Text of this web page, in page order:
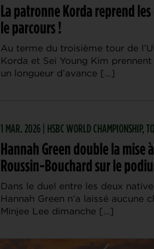
La patronne Korda reprend
le parcours !
Au terme du troisième tour de
Korda et Sei Young Kim
un longueur d’avance […]
1 MAR. 2026 | HSBC WORLD CHAMPIONSHIP,
Hannah Green double la mise
Roussin-Bouchard sur le
Dans le duel entre les deux
Hannah Green n’a laissé aucune
Minjee Lee dimanche […]